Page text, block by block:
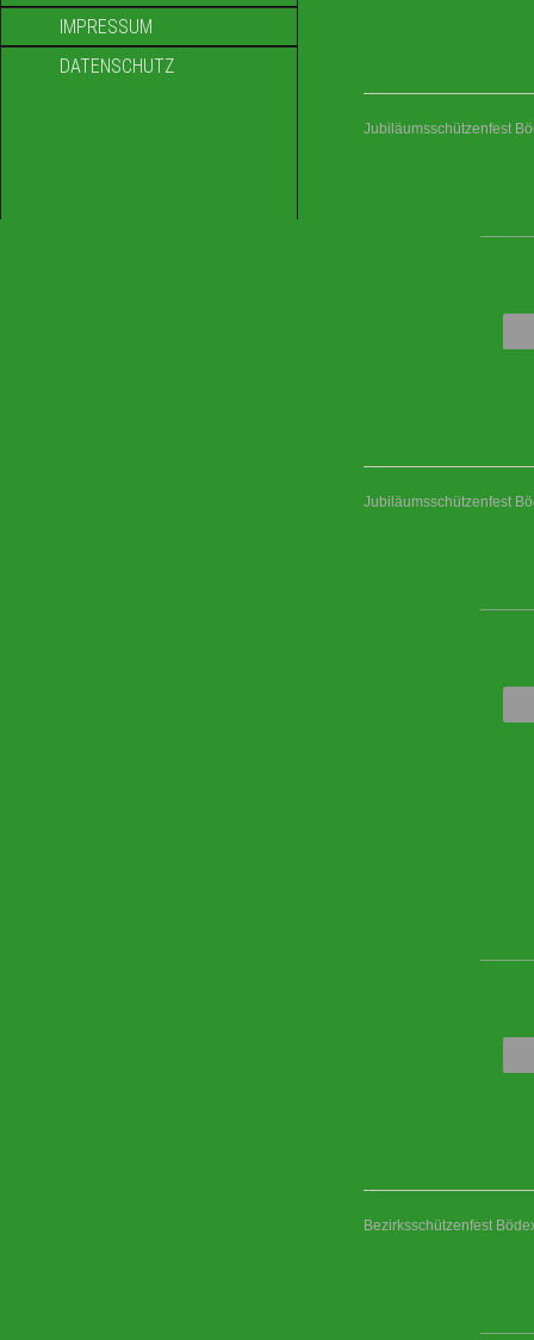
IMPRESSUM
DATENSCHUTZ
Jubiläumsschützenfest
Jubiläumsschützenfest
Bezirksschützenfest